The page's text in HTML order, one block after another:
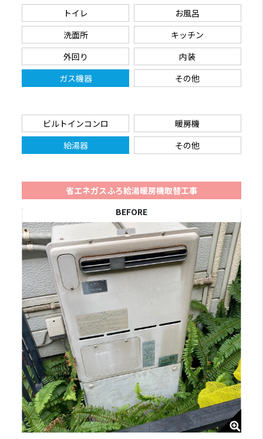
トイレ
お風呂
洗面所
キッチン
外回り
内装
ガス機器
その他
ビルトインコンロ
暖房機
給湯器
その他
省エネガスふろ給湯暖房機取替工事